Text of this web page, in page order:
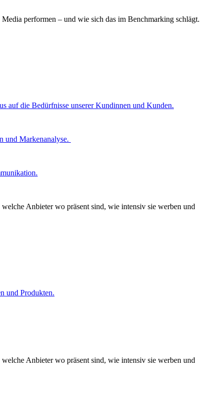
performen – und wie sich das im Benchmarking schlägt.
auf die Bedürfnisse unserer Kundinnen und Kunden.
und Markenanalyse.
Anbieter wo präsent sind, wie intensiv sie werben und
und Produkten.
Anbieter wo präsent sind, wie intensiv sie werben und